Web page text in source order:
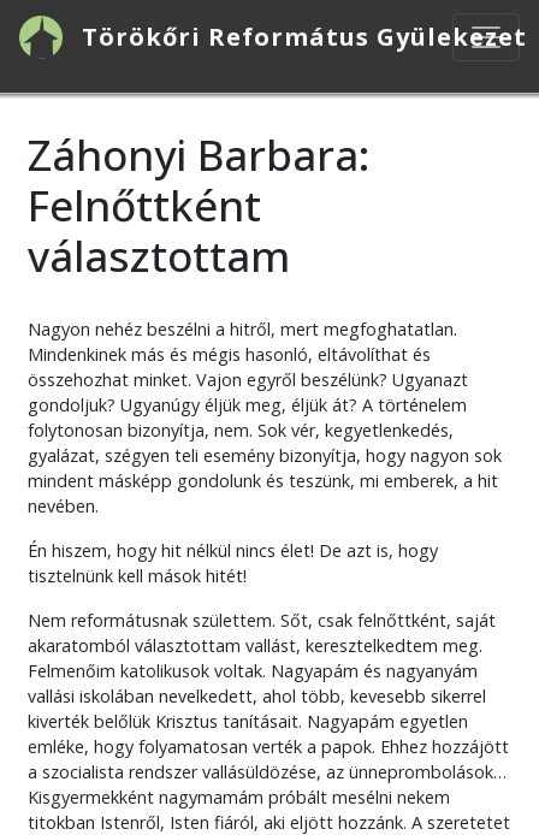
Ugrás
tartalomra
Törökőri Református Gyülekezet
Záhonyi Barbara:
Felnőttként
választottam
Nagyon nehéz beszélni a hitről, mert megfoghatatlan.
Mindenkinek más és mégis hasonló, eltávolíthat és
összehozhat minket. Vajon egyről beszélünk? Ugyanazt
gondoljuk? Ugyanúgy éljük meg, éljük át? A történelem
folytonosan bizonyítja, nem. Sok vér, kegyetlenkedés,
gyalázat, szégyen teli esemény bizonyítja, hogy nagyon sok
mindent másképp gondolunk és teszünk, mi emberek, a hit
nevében.
Én hiszem, hogy hit nélkül nincs élet! De azt is, hogy
tisztelnünk kell mások hitét!
Nem reformátusnak születtem. Sőt, csak felnőttként, saját
akaratomból választottam vallást, keresztelkedtem meg.
Felmenőim katolikusok voltak. Nagyapám és nagyanyám
vallási iskolában nevelkedett, ahol több, kevesebb sikerrel
kiverték belőlük Krisztus tanításait. Nagyapám egyetlen
emléke, hogy folyamatosan verték a papok. Ehhez hozzájött
a szocialista rendszer vallásüldözése, az ünneprombolások…
Kisgyermekként nagymamám próbált mesélni nekem
titokban Istenről, Isten fiáról, aki eljött hozzánk. A szeretetet